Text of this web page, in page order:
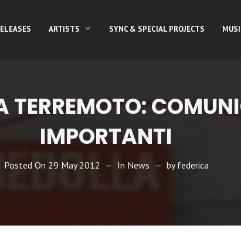
ARTISTS SYNC & SPECIAL PROJECTS
TERREMOTO:
IMPORTANTI
Posted On 29 May 2012 In News byfederica